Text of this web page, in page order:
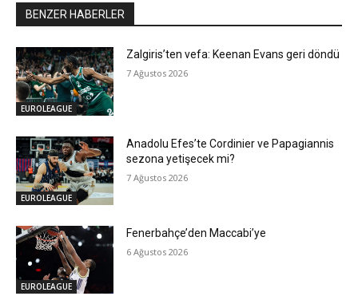
BENZER HABERLER
EUROLEAGUE
Zalgiris’ten vefa: Keenan Evans geri döndü
7 Ağustos 2026
EUROLEAGUE
Anadolu Efes’te Cordinier ve Papagiannis
sezona yetişecek mi?
7 Ağustos 2026
EUROLEAGUE
Fenerbahçe’den Maccabi’ye
6 Ağustos 2026